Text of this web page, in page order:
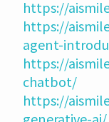
https://
https://
agent-
https://
chatbot/
https://